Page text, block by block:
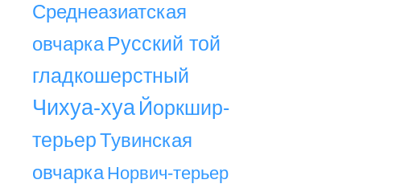
Среднеазиатская
овчарка Русский той
гладкошерстный
Чихуа-хуа Йоркшир-
терьерТувинская
овчарка Норвич-терьер